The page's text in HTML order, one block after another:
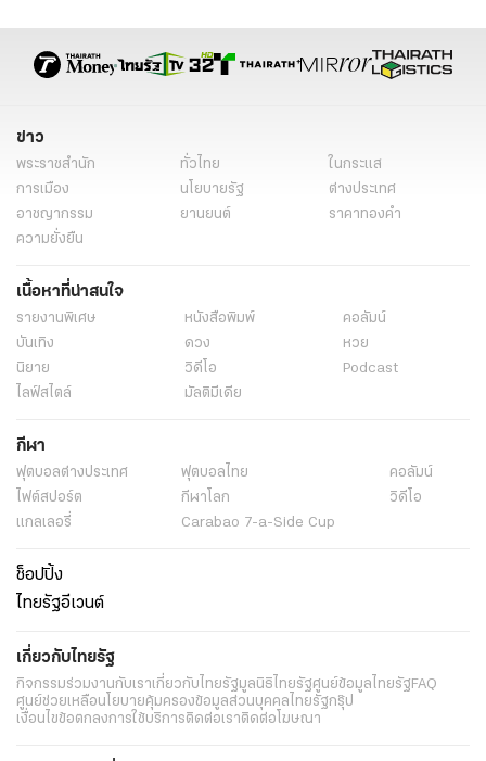
ข่าว
พระราชสำนัก ทั่วไทย
ในกระแส
การเมือง
นโยบายรัฐ
ต่างประเทศ
อาชญากรรม
ยานยนต์
ราคาทองคำ
ความยั่งยืน
เนื้อหาที่น่าสนใจ
รายงานพิเศษ หนังสือพิมพ์
คอลัมน์
บันเทิง
ดวง
หวย
นิยาย
วิดีโอ
Podcast
ไลฟ์สไตล์
มัลติมีเดีย
กีฬา
ฟุตบอลต่่างประเทศ ฟุตบอลไทย
คอลัมน์
ไฟต์สปอร์ต
กีฬาโลก
วิดีโอ
แกลเลอรี่
Carabao 7-a-Side Cup
ช็อปปิ้ง
ไทยรัฐอีเวนต์
เกี่ยวกับไทยรัฐ
กิจกรรมร่วมงานกับเราเกี่ยวกับไทยรัฐมูลนิธิไทยรัฐศูนย์ข้อมูลไทยรัฐFAQ
ศูนย์ช่วยเหลือนโยบายคุ้มครองข้อมูลส่วนบุคคลไทยรัฐกรุ๊ป
เงื่อนไขข้อตกลงการใช้บริการติดต่อเราติดต่อโฆษณา